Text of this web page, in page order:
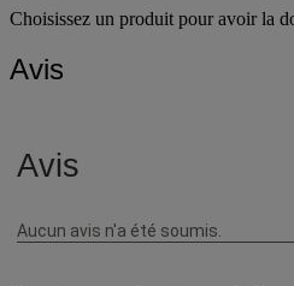
Choisissez un produit pour avoir la
Avis